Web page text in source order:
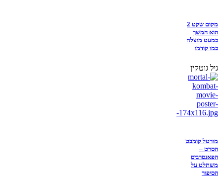
מקום שקט 2
הוא המשך
כמעט מוצלח
כמו קודמו
גיל גוטקין
מורטל קומבט
הסרט –
הפאנסרביס
משתלט על
הסיפור